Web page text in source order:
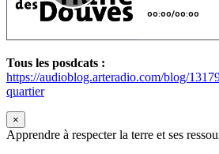
Tous les posdcats :
https://audioblog.arteradio.com/blog/
quartier
×
Apprendre à respecter la terre et ses